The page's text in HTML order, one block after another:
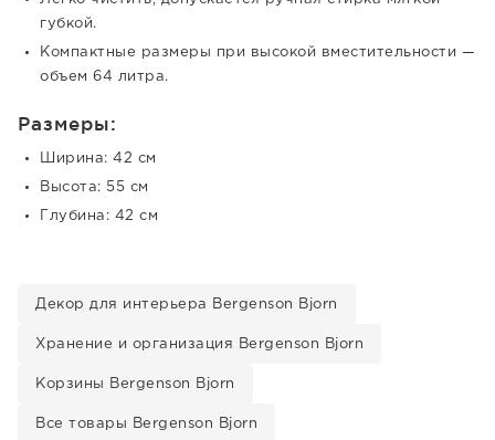
губкой.
Компактные размеры при высокой вместительности —
объем 64 литра.
Размеры:
Ширина: 42 см
Высота: 55 см
Глубина: 42 см
Декор для интерьера Bergenson Bjorn
Хранение и организация Bergenson Bjorn
Корзины Bergenson Bjorn
Все товары Bergenson Bjorn